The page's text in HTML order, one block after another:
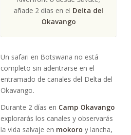
añade 2 días en el Delta del
Okavango
Un safari en Botswana no está
completo sin adentrarse en el
entramado de canales del Delta del
Okavango.
Durante 2 días en Camp Okavango
explorarás los canales y observarás
la vida salvaje en mokoro y lancha,